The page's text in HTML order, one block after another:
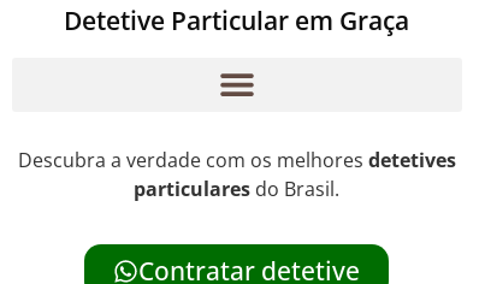
Detetive Particular em Graça
Descubra a verdade com os melhores detetives
particulares do Brasil.
Contratar detetive